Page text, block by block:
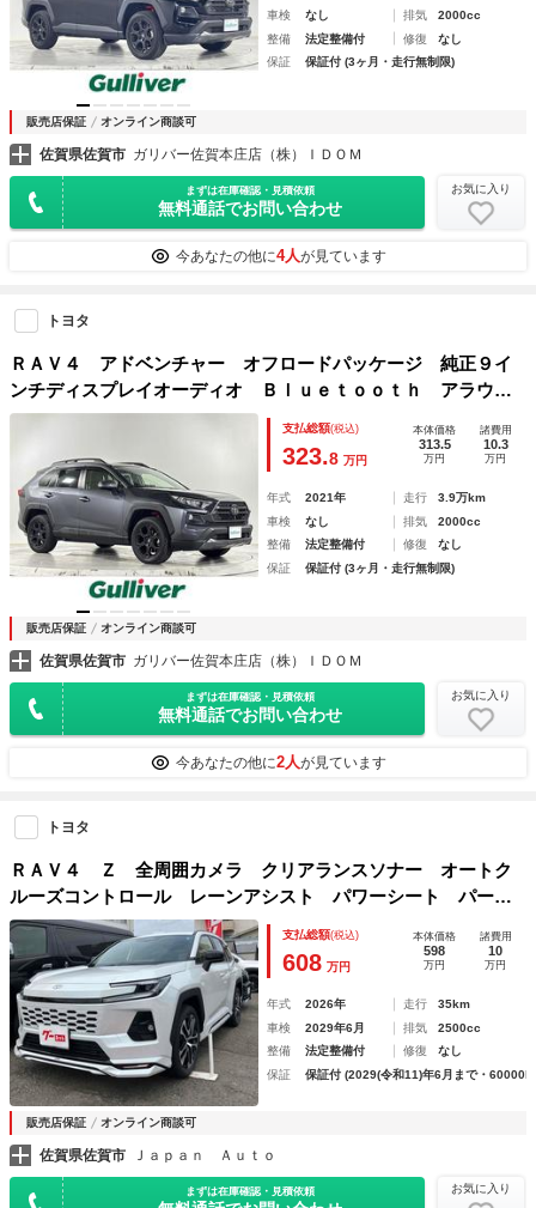
車検
なし 排気
2000cc
整備
法定整備付 修復
なし
保証
保証付 (3ヶ月・走行無制限)
販売店保証 オンライン商談可
佐賀県佐賀市 ガリバー佐賀本庄店（株）ＩＤＯＭ
まずは在庫確認・見積依頼
無料通話でお問い合わせ
お気に入り
今あなたの他に4人が見ています
トヨタ
ＲＡＶ４ アドベンチャー オフロードパッケージ 純正９イ
ンチディスプレイオーディオ Ｂｌｕｅｔｏｏｔｈ アラウン
ドビューモニター パワーバックドア 純正１８インチアルミ
ホイール ＥＴＣ２．０ クリアランスソナー ＬＥＤヘッド
ライト スマートキー
支払総額(税込)
323.8 万円
本体価格
313.5
万円
諸費用
10.3
万円
年式 2021年 走行
3.9万km
車検
なし 排気
2000cc
整備
法定整備付 修復
なし
保証
保証付 (3ヶ月・走行無制限)
販売店保証 オンライン商談可
佐賀県佐賀市 ガリバー佐賀本庄店（株）ＩＤＯＭ
まずは在庫確認・見積依頼
無料通話でお問い合わせ
お気に入り
今あなたの他に2人が見ています
トヨタ
ＲＡＶ４ Ｚ 全周囲カメラ クリアランスソナー オートク
ルーズコントロール レーンアシスト パワーシート パーク
アシスト サンルーフ ＴＶ オートマチックハイビーム オ
ートライト 電動リアゲート アルミホイール
支払総額(税込)
608 万円
本体価格
598
万円
諸費用
10
万円
年式 2026年 走行
35km
車検
2029年6月 排気
2500cc
整備
法定整備付 修復
なし
保証
保証付 (2029(令和11)年6月まで・
販売店保証 オンライン商談可
佐賀県佐賀市 Ｊａｐａｎ Ａｕｔｏ
まずは在庫確認・見積依頼 お気に入り